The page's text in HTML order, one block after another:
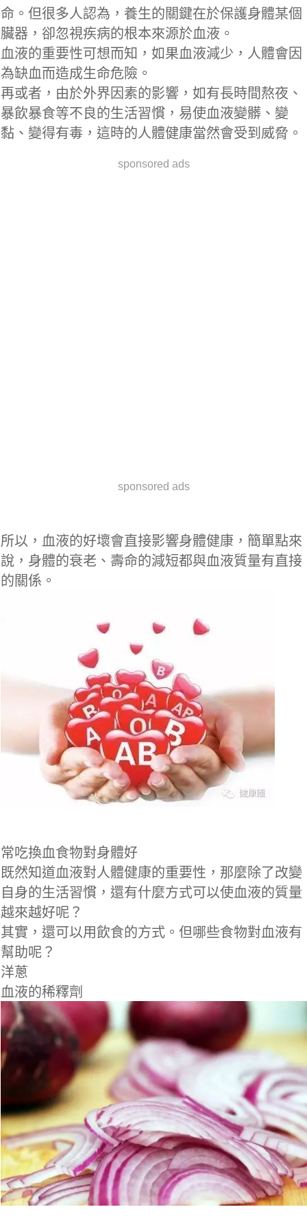
命。但很多人認為，養生的關鍵在於保護身體某個
臟器，卻忽視疾病的根本來源於血液。
血液的重要性可想而知，如果血液減少，人體會因
為缺血而造成生命危險。
再或者，由於外界因素的影響，如有長時間熬夜、
暴飲暴食等不良的生活習慣，易使血液變髒、變
黏、變得有毒，這時的人體健康當然會受到威脅。
sponsored ads
sponsored ads
所以，血液的好壞會直接影響身體健康，簡單點來
說，身體的衰老、壽命的減短都與血液質量有直接
的關係。
常吃換血食物對身體好
既然知道血液對人體健康的重要性，那麼除了改變
自身的生活習慣，還有什麼方式可以使血液的質量
越來越好呢？
其實，還可以用飲食的方式。但哪些食物對血液有
幫助呢？
洋蔥
血液的稀釋劑